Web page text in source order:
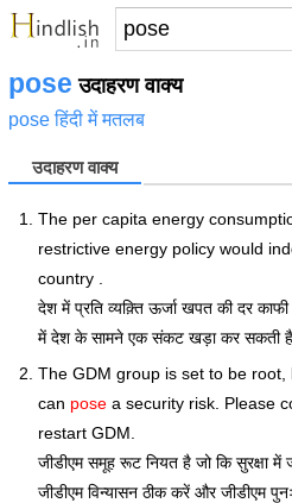
pose उदाहरण वाक्य
pose हिंदी में मतलब
उदाहरण वाक्य
The per capita energy
restrictive energy policy would
country .
देश में प्रति व्यक़्ति ऊर्जा खपत की दर
में देश के सामने एक संकट खड़ा कर सकती है .
The GDM group is set to be
can pose a security risk. Please
restart GDM.
जीडीएम समूह रूट नियत है जो कि सुरक्षा में
जीडीएम विन्यासन ठीक करें और जीडीएम